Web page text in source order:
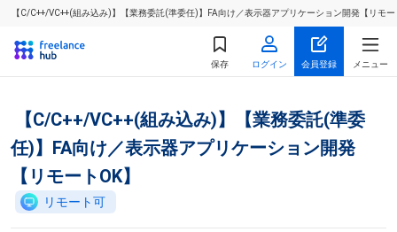
【C/C++/VC++(組み込み)】【業務委託(準委任)】FA向け／表示器アプリケーション開発【リモ
保存 ログイン 会員登録 メニュー
【C/C++/VC++(組み込み)】【業務委託(準委
任)】FA向け／表示器アプリケーション開発
【リモートOK】
リモート可